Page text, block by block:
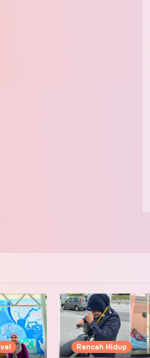
Rencah Hidup